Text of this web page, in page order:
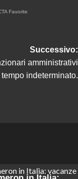
Successivo:
amministrativi
indeterminato.